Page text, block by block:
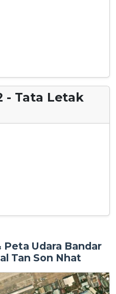
- Tata Letak
Udara Bandar
Tan Son Nhat